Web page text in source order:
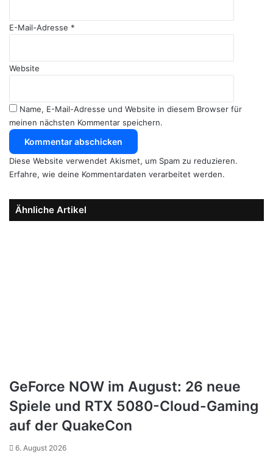
E-Mail-Adresse *
Website
Name, E-Mail-Adresse und Website in diesem Browser für
meinen nächsten Kommentar speichern.
Diese Website verwendet Akismet, um Spam zu reduzieren.
Erfahre, wie deine Kommentardaten verarbeitet werden.
Ähnliche Artikel
GeForce NOW im August: 26 neue
Spiele und RTX 5080-Cloud-Gaming
auf der QuakeCon
6. August 2026